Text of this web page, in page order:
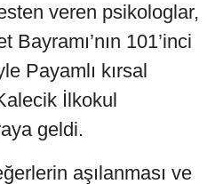
veren psikologlar,
101’inci
Payamlı kırsal
İlkokul
geldi.
aşılanması ve